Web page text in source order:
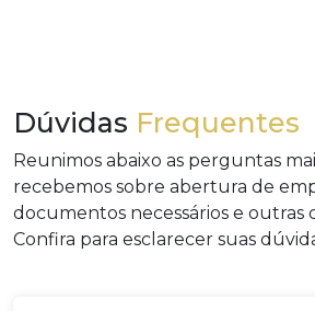
Dúvidas Frequentes
Reunimos abaixo as perguntas
recebemos sobre abertura de
documentos necessários e outras
Confira para esclarecer suas